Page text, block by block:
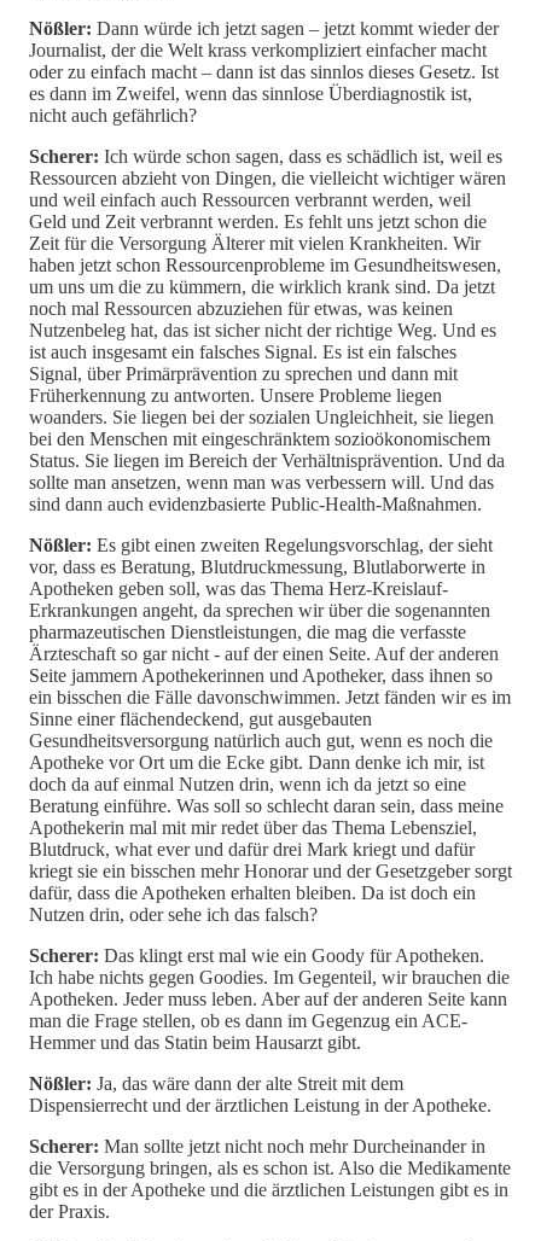
Nößler: Dann würde ich jetzt sagen – jetzt kommt wieder der
Journalist, der die Welt krass verkompliziert einfacher macht
oder zu einfach macht – dann ist das sinnlos dieses Gesetz. Ist
es dann im Zweifel, wenn das sinnlose Überdiagnostik ist,
nicht auch gefährlich?
Scherer: Ich würde schon sagen, dass es schädlich ist, weil es
Ressourcen abzieht von Dingen, die vielleicht wichtiger wären
und weil einfach auch Ressourcen verbrannt werden, weil
Geld und Zeit verbrannt werden. Es fehlt uns jetzt schon die
Zeit für die Versorgung Älterer mit vielen Krankheiten. Wir
haben jetzt schon Ressourcenprobleme im Gesundheitswesen,
um uns um die zu kümmern, die wirklich krank sind. Da jetzt
noch mal Ressourcen abzuziehen für etwas, was keinen
Nutzenbeleg hat, das ist sicher nicht der richtige Weg. Und es
ist auch insgesamt ein falsches Signal. Es ist ein falsches
Signal, über Primärprävention zu sprechen und dann mit
Früherkennung zu antworten. Unsere Probleme liegen
woanders. Sie liegen bei der sozialen Ungleichheit, sie liegen
bei den Menschen mit eingeschränktem sozioökonomischem
Status. Sie liegen im Bereich der Verhältnisprävention. Und da
sollte man ansetzen, wenn man was verbessern will. Und das
sind dann auch evidenzbasierte Public-Health-Maßnahmen.
Nößler: Es gibt einen zweiten Regelungsvorschlag, der sieht
vor, dass es Beratung, Blutdruckmessung, Blutlaborwerte in
Apotheken geben soll, was das Thema Herz-Kreislauf-
Erkrankungen angeht, da sprechen wir über die sogenannten
pharmazeutischen Dienstleistungen, die mag die verfasste
Ärzteschaft so gar nicht - auf der einen Seite. Auf der anderen
Seite jammern Apothekerinnen und Apotheker, dass ihnen so
ein bisschen die Fälle davonschwimmen. Jetzt fänden wir es im
Sinne einer flächendeckend, gut ausgebauten
Gesundheitsversorgung natürlich auch gut, wenn es noch die
Apotheke vor Ort um die Ecke gibt. Dann denke ich mir, ist
doch da auf einmal Nutzen drin, wenn ich da jetzt so eine
Beratung einführe. Was soll so schlecht daran sein, dass meine
Apothekerin mal mit mir redet über das Thema Lebensziel,
Blutdruck, what ever und dafür drei Mark kriegt und dafür
kriegt sie ein bisschen mehr Honorar und der Gesetzgeber sorgt
dafür, dass die Apotheken erhalten bleiben. Da ist doch ein
Nutzen drin, oder sehe ich das falsch?
Scherer: Das klingt erst mal wie ein Goody für Apotheken.
Ich habe nichts gegen Goodies. Im Gegenteil, wir brauchen die
Apotheken. Jeder muss leben. Aber auf der anderen Seite kann
man die Frage stellen, ob es dann im Gegenzug ein ACE-
Hemmer und das Statin beim Hausarzt gibt.
Nößler: Ja, das wäre dann der alte Streit mit dem
Dispensierrecht und der ärztlichen Leistung in der Apotheke.
Scherer: Man sollte jetzt nicht noch mehr Durcheinander in
die Versorgung bringen, als es schon ist. Also die Medikamente
gibt es in der Apotheke und die ärztlichen Leistungen gibt es in
der Praxis.